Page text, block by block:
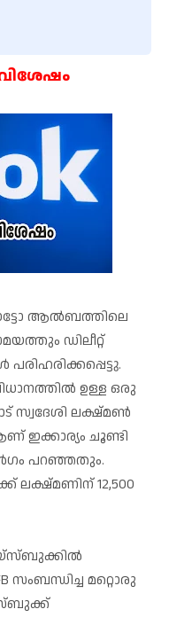
ആൽബത്തിലെ
ഡിലീറ്റ്
ഉള്ള ഒരു
സ്വദേശി ലക്ഷ്മൺ
ഇക്കാര്യം ചൂണ്ടി
പറഞ്ഞതും.
12,500
മറ്റൊരു